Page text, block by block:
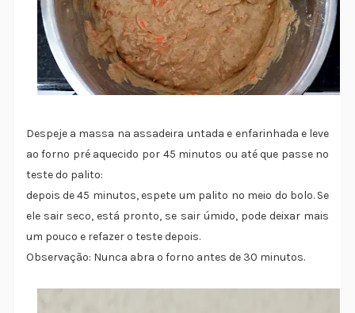
Despeje a massa na assadeira untada e enfarinhada e leve
ao forno pré aquecido por 45 minutos ou até que passe no
teste do palito:
depois de 45 minutos, espete um palito no meio do bolo. Se
ele sair seco, está pronto, se sair úmido, pode deixar mais
um pouco e refazer o teste depois.
Observação: Nunca abra o forno antes de 30 minutos.